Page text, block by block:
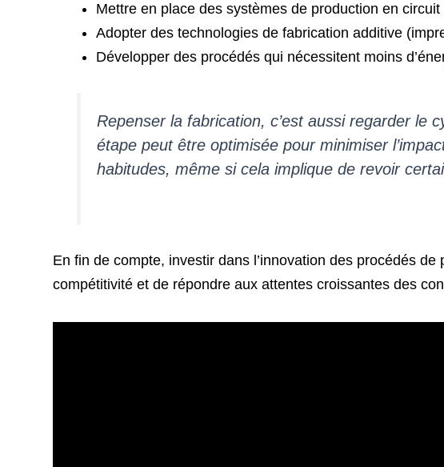
Mettre en place des systèmes de production en
Adopter des technologies de fabrication additive
Développer des procédés qui nécessitent moins
Repenser la fabrication, c’est aussi regarder le
étape peut être optimisée pour minimiser
habitudes, même si cela implique de revoir
En fin de compte, investir dans l’innovation des procédés
compétitivité et de répondre aux attentes croissantes des